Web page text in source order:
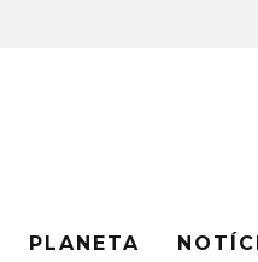
PLANETA